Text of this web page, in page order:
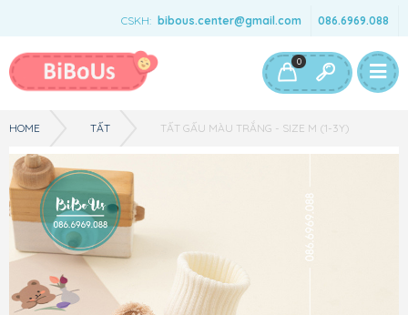
CSKH: bibous.center@gmail.com 086.6969.088
Bé Gái Bé Trai Đồ Chơi & Phụ Kiện 0
HOME TẤT TẤT GẤU MÀU TRẮNG - SIZE M (1-3Y)